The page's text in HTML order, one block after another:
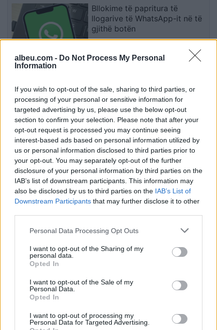
albeu.com - Do Not Process My Personal
Information
If you wish to opt-out of the sale, sharing to third parties, or
processing of your personal or sensitive information for
targeted advertising by us, please use the below opt-out
section to confirm your selection. Please note that after your
opt-out request is processed you may continue seeing
interest-based ads based on personal information utilized by
us or personal information disclosed to third parties prior to
your opt-out. You may separately opt-out of the further
disclosure of your personal information by third parties on the
IAB’s list of downstream participants. This information may
also be disclosed by us to third parties on the IAB’s List of
Downstream Participants that may further disclose it to other
Personal Data Processing Opt Outs
I want to opt-out of the Sharing of my
personal data.
Opted In
I want to opt-out of the Sale of my
Personal Data.
Opted In
I want to opt-out of processing my
Personal Data for Targeted Advertising.
Bllokime të papritura të
llogarive të WhatsApp-it në të
gjithë botën
të IA-së: “Mund të dalë jashtë
kontrollit
Esim for Global
Esim for USA| Esim for Italy| Esim for Spain|Esim
for Turkey|Esim for Germany|Esim for Greece|